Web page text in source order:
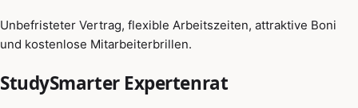
Unbefristeter Vertrag, flexible Arbeitszeiten, attraktive Boni
und kostenlose Mitarbeiterbrillen.
StudySmarter Expertenrat